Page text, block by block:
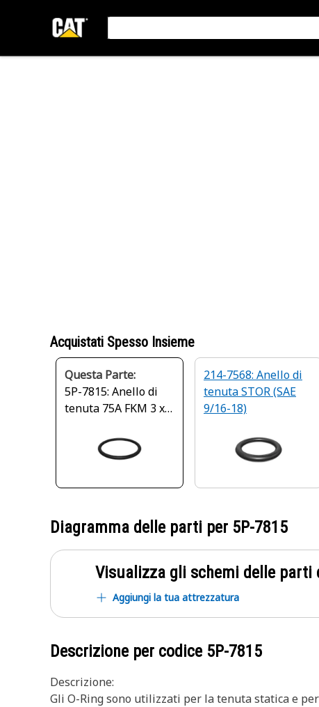
Acquistati Spesso Insieme
Questa Parte:
5P-7815: Anello di
tenuta 75A FKM 3 x
214-7568: Anello di
tenuta STOR (SAE
9/16-18)
Diagramma delle parti per 5P-7815
Visualizza gli schemi delle parti
Aggiungi la tua attrezzatura
Descrizione per codice 5P-7815
Descrizione:
Gli O-Ring sono utilizzati per la tenuta statica e